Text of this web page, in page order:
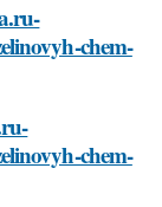
chem-
chem-